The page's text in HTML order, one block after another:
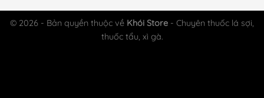
© 2026 - Bản quyền thuộc về Khói Store - Chuyên thuốc lá sợi,
thuốc tẩu, xì gà.